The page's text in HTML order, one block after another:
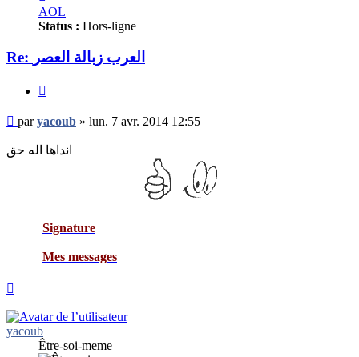
yacoub
AOL
Status : Hors-ligne
Re: العرب زبالة العصر
Message
non
lu
paryacoub » lun. 7 avr. 2014 12:55
انداها اله حق
Signature
Mes messages
yacoub
Être-soi-meme